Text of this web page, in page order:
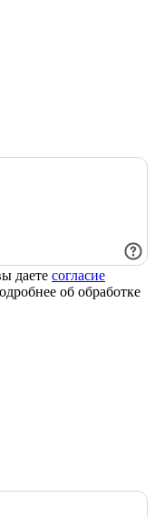
даете согласие
об обработке